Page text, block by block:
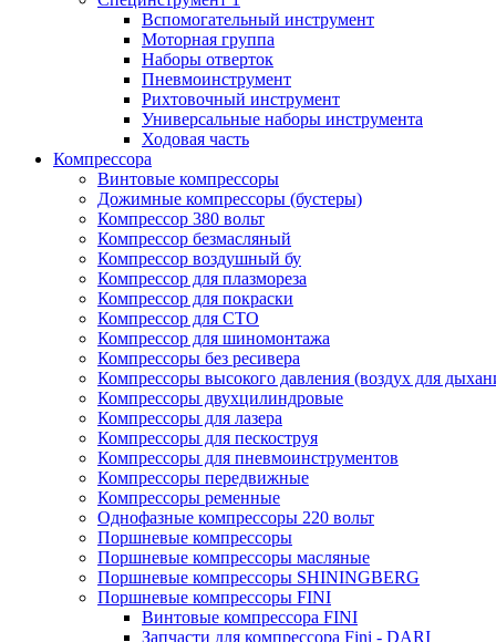
Вспомогательный инструмент
Моторная группа
Наборы отверток
Пневмоинструмент
Рихтовочный инструмент
Универсальные наборы инструмента
Ходовая часть
Компрессора
Винтовые компрессоры
Дожимные компрессоры (бустеры)
Компрессор 380 вольт
Компрессор безмасляный
Компрессор воздушный бу
Компрессор для плазмореза
Компрессор для покраски
Компрессор для СТО
Компрессор для шиномонтажа
Компрессоры без ресивера
Компрессоры высокого давления (воздух для
Компрессоры двухцилиндровые
Компрессоры для лазера
Компрессоры для пескоструя
Компрессоры для пневмоинструментов
Компрессоры передвижные
Компрессоры ременные
Однофазные компрессоры 220 вольт
Поршневые компрессоры
Поршневые компрессоры масляные
Поршневые компрессоры SHININGBERG
Поршневые компрессоры FINI
Винтовые компрессора FINI
Запчасти для компрессора Fini - DARI